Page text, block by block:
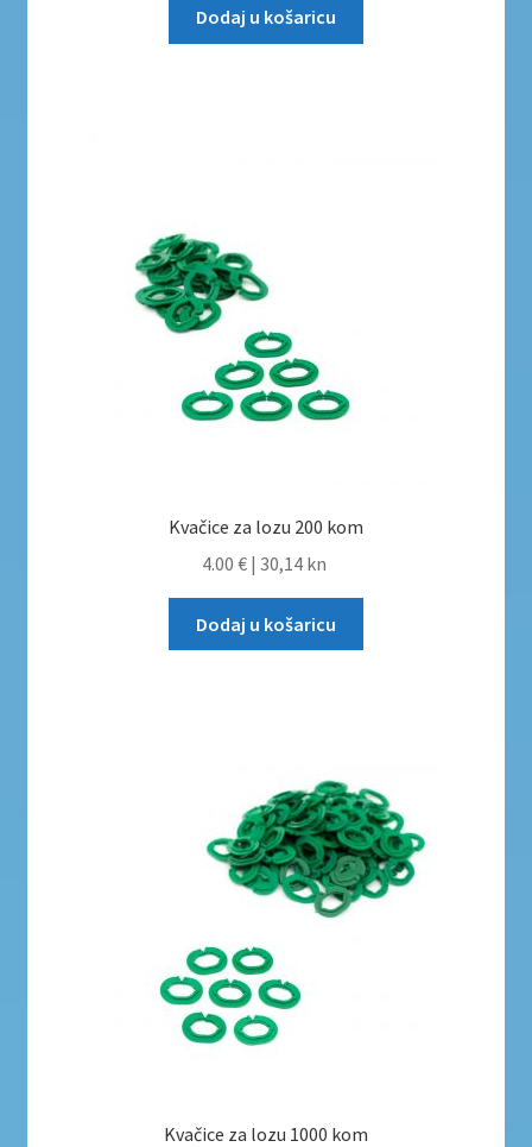
Dodaj u košaricu
Kvačice za lozu 200 kom
4.00 € | 30,14 kn
Dodaj u košaricu
Kvačice za lozu 1000 kom